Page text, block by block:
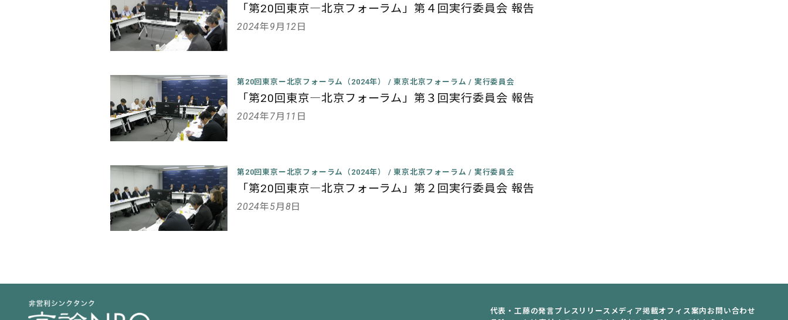
「第20回東京―北京フォーラム」第４回実行委員会 報告
2024年9月12日
第20回東京ー北京フォーラム（2024年） / 東京北京フォーラム/ 実行委員会
「第20回東京―北京フォーラム」第３回実行委員会 報告
2024年7月11日
第20回東京ー北京フォーラム（2024年） / 東京北京フォーラム/ 実行委員会
「第20回東京―北京フォーラム」第２回実行委員会 報告
2024年5月8日
代表・工藤の発言 プレスリリース メディア掲載オフィス案内 お問い合わせ